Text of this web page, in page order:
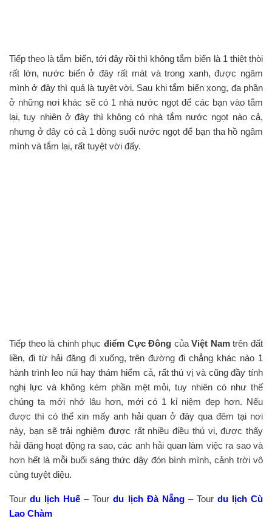
Tiếp theo là tắm biển, tới đây rồi thì không tắm biển là 1 thiệt thòi
rất lớn, nước biển ở đây rất mát và trong xanh, được ngâm
mình ở đây thì quả là tuyệt vời. Sau khi tắm biển xong, đa phần
ở những nơi khác sẽ có 1 nhà nước ngọt để các bạn vào tắm
lại, tuy nhiên ở đây thì không có nhà tắm nước ngọt nào cả,
nhưng ở đây có cả 1 dòng suối nước ngọt để bạn tha hồ ngâm
mình và tắm lại, rất tuyệt vời đấy.
Tiếp theo là chinh phục điểm Cực Đông củaViệt Namtrên đất
liền, đi từ hải đăng đi xuống, trên đường đi chẳng khác nào 1
hành trình leo núi hay thám hiểm cả, rất thú vị và cũng đầy tính
nghị lực và không kém phần mệt mỏi, tuy nhiên có như thế
chúng ta mới nhớ lâu hơn, mới có 1 kỉ niệm đẹp hơn. Nếu
được thì có thể xin mấy anh hải quan ở đây qua đêm tại nơi
này, bạn sẽ trải nghiệm được rất nhiều điều thú vị, được thấy
hải đăng hoạt động ra sao, các anh hải quan làm việc ra sao và
hơn hết là mỗi buổi sáng thức dậy đón bình mình, cảnh trời vô
cùng tuyệt diệu.
Tour du lịch Huế – Tour du lịch Đà Nẵng– Tour du lịch Cù
Lao Chàm